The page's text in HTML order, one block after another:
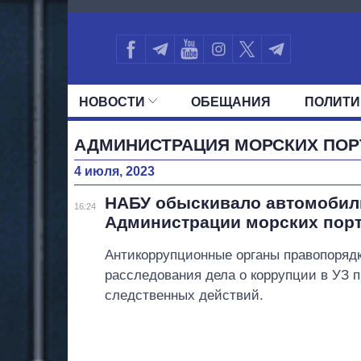
919
НОВОСТИ ОБЕЩАНИЯ
ВСЕ ПОЛИТИКИ ПРЕЗИДЕНТ И
АДМИНИСТРАЦИЯ МОРСКИХ
4 июля, 2023
16:24
НАБУ обыскивало
Администрации морских
Антикоррупционные органы
расследования дела о коррупции в УЗ
следственных действий.